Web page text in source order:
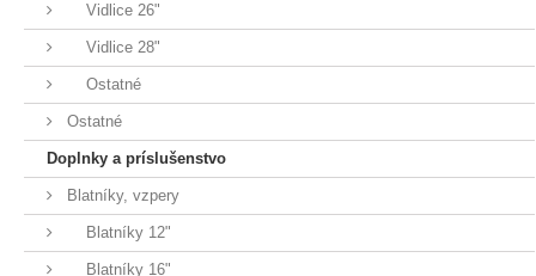
Vidlice 26"
Vidlice 28"
Ostatné
Ostatné
Doplnky a príslušenstvo
Blatníky, vzpery
Blatníky 12"
Blatníky 16"